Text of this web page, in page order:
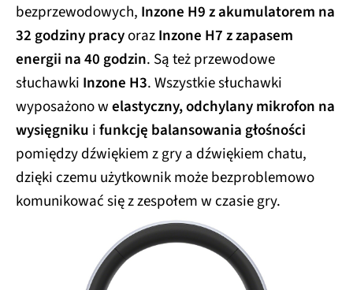
bezprzewodowych, Inzone H9 z akumulatorem na
32 godziny pracyorazInzone H7 z zapasem
energii na 40 godzin. Są też przewodowe
słuchawki Inzone H3. Wszystkie słuchawki
wyposażono welastyczny, odchylany mikrofon na
wysięgniku ifunkcję balansowania głośności
pomiędzy dźwiękiem z gry a dźwiękiem chatu,
dzięki czemu użytkownik może bezproblemowo
komunikować się z zespołem w czasie gry.